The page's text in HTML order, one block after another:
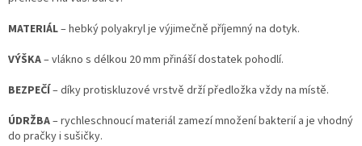
MATERIÁL– hebký polyakryl je výjimečně příjemný na dotyk.
VÝŠKA– vlákno s délkou 20 mm přináší dostatek pohodlí.
BEZPEČÍ– díky protiskluzové vrstvě drží předložka vždy na místě.
ÚDRŽBA– rychleschnoucí materiál zamezí množení bakterií a je vhodný
do pračky i sušičky.